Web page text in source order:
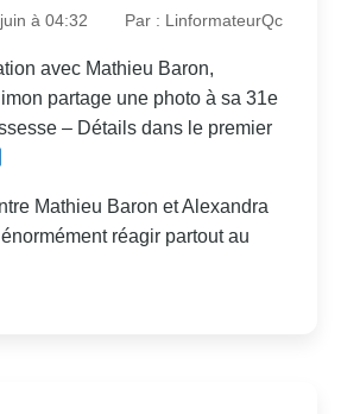
à 04:32 Par : LinformateurQc
avec Mathieu Baron,
partage une photo à sa 31e
– Détails dans le premier
Mathieu Baron et Alexandra
réagir partout au